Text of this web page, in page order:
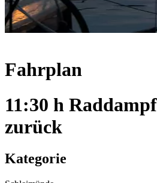
Fahrplan
11:30 h
zurück
Kategorie